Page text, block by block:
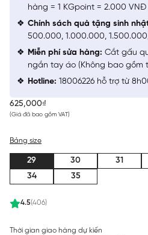
625,000₫
(Giá đã bao gồm VAT)
4.5(406)
Bảng size
29 30 31
34
35
Thời gian giao hàng dự kiến
hàng = 1 KGpoint = 2.000 VNĐ
Chính sách quà tặng sinh
500.000, 1.000.000,
Miễn phí sửa hàng: Cắt gấu
ngắn tay áo (Không bao gồm
Hotline: 18006226 hỗ trợ từ